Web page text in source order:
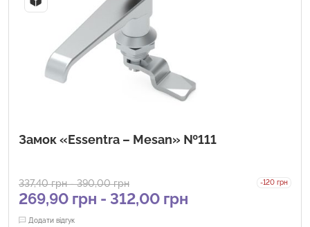
Замок «Essentra – Mesan» №111
269,90 грн - 312,00 грн
337,40грн-390,00грн -120 грн
Додати відгук